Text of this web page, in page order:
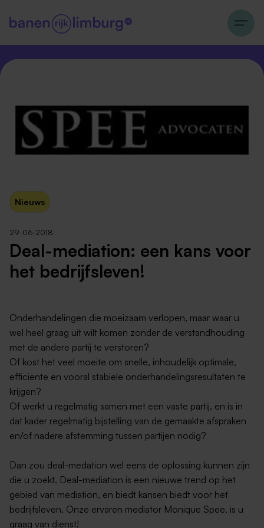
Nieuws
29-06-2018
Deal-mediation: een kans voor
het bedrijfsleven!
Onderhandelingen die moeizaam verlopen, maar waar u
wel heel graag uit wilt komen zonder de verstandhouding
met de andere partij te verstoren?
Of kost het veel moeite om snelle, inhoudelijk optimale,
efficiënte en vooral stabiele onderhandelingsresultaten te
krijgen?
Of werkt u regelmatig samen met een vaste partij, en is in
dat kader regelmatig bijstelling van de gemaakte afspraken
en/of nadere afstemming tussen partijen nodig?
Dan zou deal-medation wel eens de oplossing kunnen zijn
die u zoekt. Deal-mediation is een nieuwe trend op het
gebied van mediation, en biedt kansen biedt voor het
bedrijfsleven. Onze ervaren mediator Monique Spee, is u
graag van dienst!